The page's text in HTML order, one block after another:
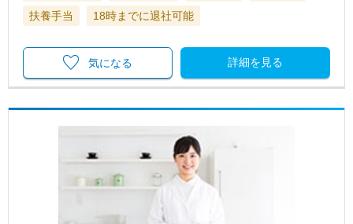
扶養手当
18時までに退社可能
詳細を見る
気になる